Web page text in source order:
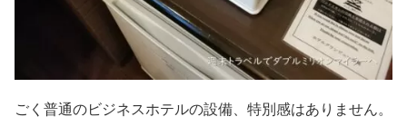
ごく普通のビジネスホテルの設備、特別感はありません。